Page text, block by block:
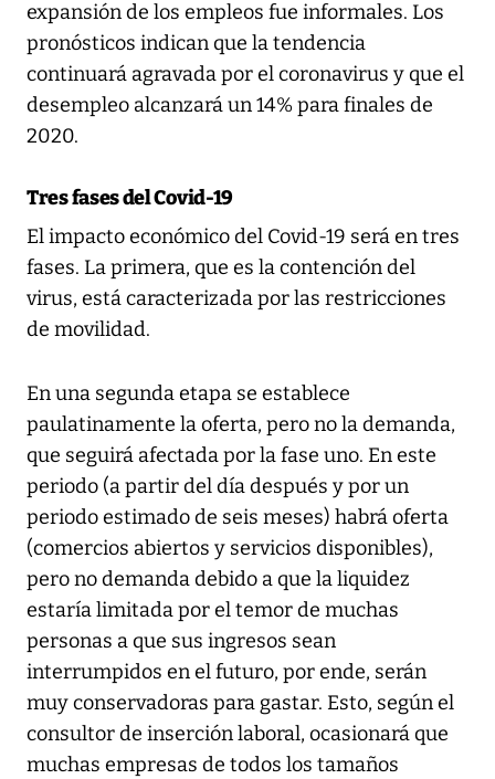
expansión de los empleos fue informales. Los
pronósticos indican que la tendencia
continuará agravada por el coronavirus y que el
desempleo alcanzará un 14% para finales de
2020.
Tres fases del Covid-19
El impacto económico del Covid-19 será en tres
fases. La primera, que es la contención del
virus, está caracterizada por las restricciones
de movilidad.
En una segunda etapa se establece
paulatinamente la oferta, pero no la demanda,
que seguirá afectada por la fase uno. En este
periodo (a partir del día después y por un
periodo estimado de seis meses) habrá oferta
(comercios abiertos y servicios disponibles),
pero no demanda debido a que la liquidez
estaría limitada por el temor de muchas
personas a que sus ingresos sean
interrumpidos en el futuro, por ende, serán
muy conservadoras para gastar. Esto, según el
consultor de inserción laboral, ocasionará que
muchas empresas de todos los tamaños